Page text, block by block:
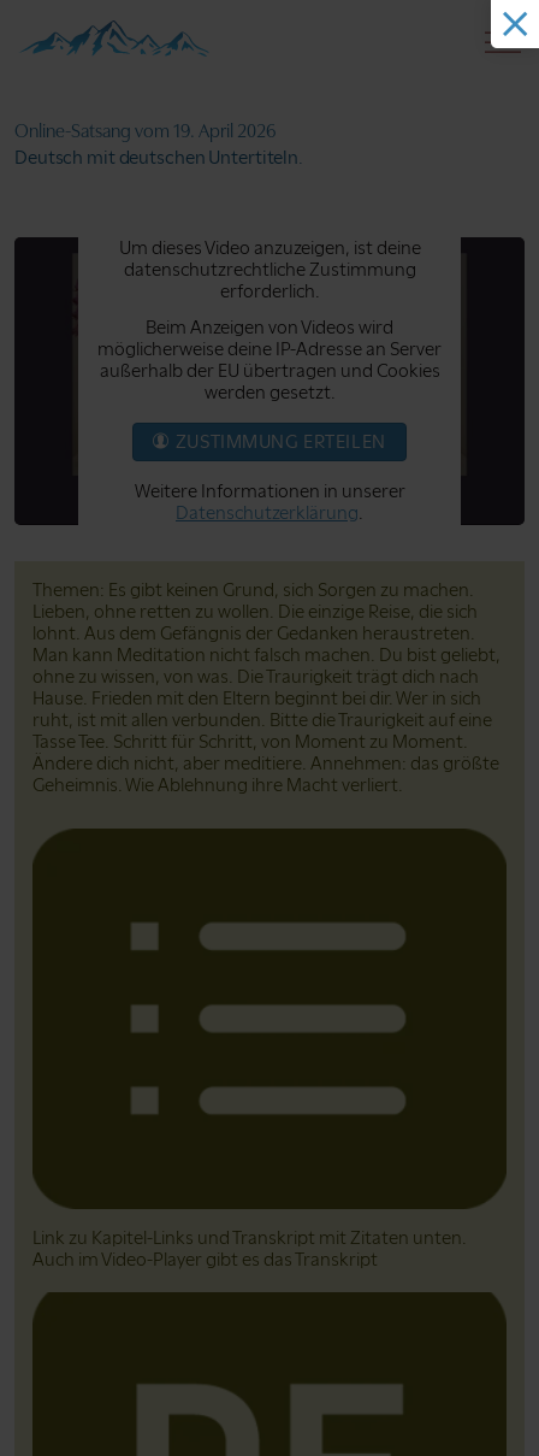
Online-Satsang vom 19. April 2026
Deutsch mit deutschen Untertiteln.
Um dieses Video anzuzeigen, ist deine
datenschutzrechtliche Zustimmung
erforderlich.
Beim Anzeigen von Videos wird
möglicherweise deine IP-Adresse an Server
außerhalb der EU übertragen und Cookies
werden gesetzt.
ZUSTIMMUNG ERTEILEN
Weitere Informationen in unserer
Datenschutzerklärung.
Themen: Es gibt keinen Grund, sich Sorgen zu machen.
Lieben, ohne retten zu wollen. Die einzige Reise, die sich
lohnt. Aus dem Gefängnis der Gedanken heraustreten.
Man kann Meditation nicht falsch machen. Du bist geliebt,
ohne zu wissen, von was. Die Traurigkeit trägt dich nach
Hause. Frieden mit den Eltern beginnt bei dir. Wer in sich
ruht, ist mit allen verbunden. Bitte die Traurigkeit auf eine
Tasse Tee. Schritt für Schritt, von Moment zu Moment.
Ändere dich nicht, aber meditiere. Annehmen: das größte
Geheimnis. Wie Ablehnung ihre Macht verliert.
Link zu Kapitel-Links und Transkript mit Zitaten unten.
Auch im Video-Player gibt es das Transkript